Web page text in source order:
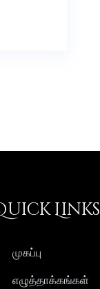
Links
முகப்பு
எழுத்தாக்கங்கள்